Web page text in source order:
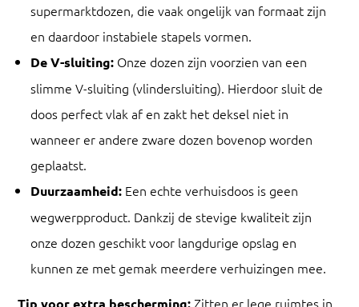
supermarktdozen, die vaak ongelijk van formaat zijn
en daardoor instabiele stapels vormen.
De V-sluiting: Onze dozen zijn voorzien van een
slimme V-sluiting (vlindersluiting). Hierdoor sluit de
doos perfect vlak af en zakt het deksel niet in
wanneer er andere zware dozen bovenop worden
geplaatst.
Duurzaamheid: Een echte verhuisdoos is geen
wegwerpproduct. Dankzij de stevige kwaliteit zijn
onze dozen geschikt voor langdurige opslag en
kunnen ze met gemak meerdere verhuizingen mee.
Tip voor extra bescherming:Zitten er lege ruimtes in